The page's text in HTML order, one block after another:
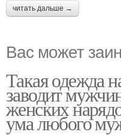
читать дальше →
Вас может
Такая одежда
заводит
женских
ума любого